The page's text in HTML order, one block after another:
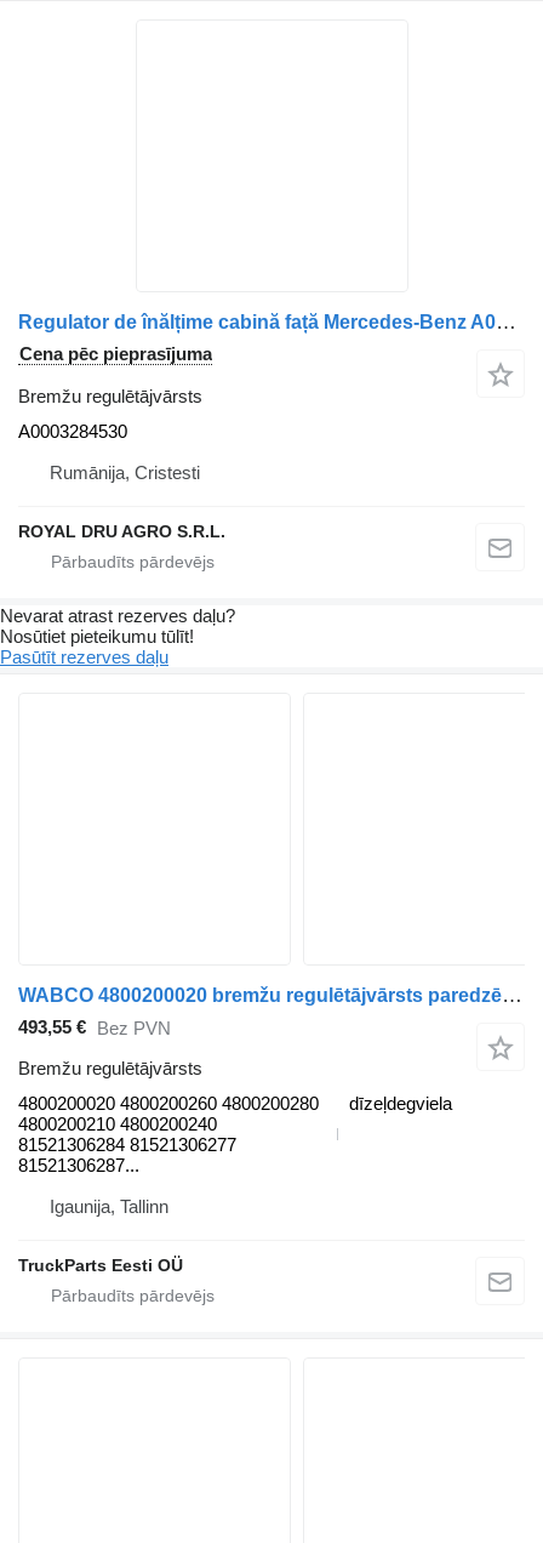
Regulator de înălțime cabină față Mercedes-Benz A0003284530 bremžu regulētājvārsts paredzēts WABCO 10166 kravas automašīnas
Cena pēc pieprasījuma
Bremžu regulētājvārsts
A0003284530
Rumānija, Cristesti
ROYAL DRU AGRO S.R.L.
Nevarat atrast rezerves daļu?
Nosūtiet pieteikumu tūlīt!
Pasūtīt rezerves daļu
WABCO 4800200020 bremžu regulētājvārsts paredzēts MAN LIONS CITY (01.04-) autobusa
493,55 € Bez PVN
Bremžu regulētājvārsts
4800200020 4800200260 4800200280
4800200210 4800200240
81521306284 81521306277
81521306287...
dīzeļdegviela
Igaunija, Tallinn
TruckParts Eesti OÜ